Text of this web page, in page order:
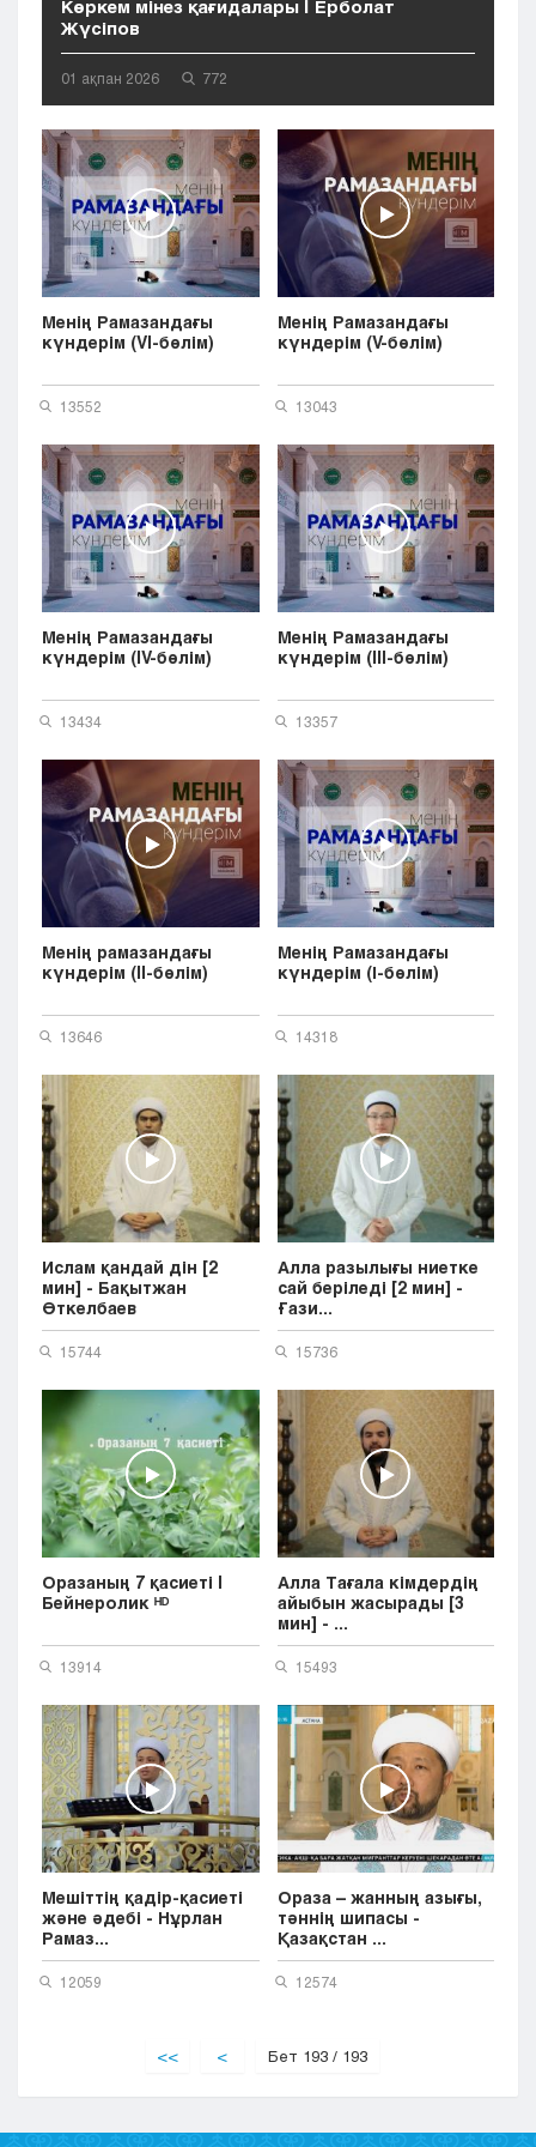
Көркем мінез қағидалары | Ерболат
Жүсіпов
01 ақпан 2026 772
Менің Рамазандағы
күндерім (VI-бөлім)
13552
Менің Рамазандағы
күндерім (V-бөлім)
13043
Менің Рамазандағы
күндерім (IV-бөлім)
13434
Менің Рамазандағы
күндерім (III-бөлім)
13357
Менің рамазандағы
күндерім (II-бөлім)
13646
Менің Рамазандағы
күндерім (І-бөлім)
14318
Ислам қандай дін [2
мин] - Бақытжан
Өткелбаев
15744
Алла разылығы ниетке
сай беріледі [2 мин] -
Ғази...
15736
Оразаның 7 қасиеті |
Бейнеролик ᴴᴰ
13914
Алла Тағала кімдердің
айыбын жасырады [3
мин] - ...
15493
Мешіттің қадір-қасиеті
және әдебі - Нұрлан
Рамаз...
12059
Ораза – жанның азығы,
тәннің шипасы -
Қазақстан ...
12574
<< < Бет 193 / 193